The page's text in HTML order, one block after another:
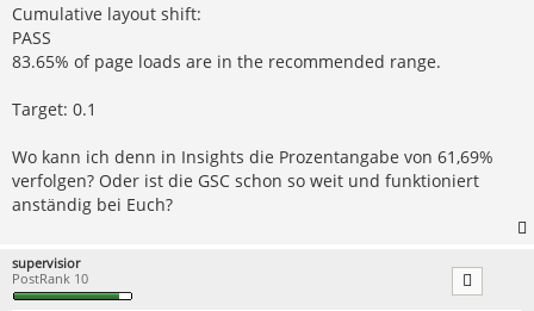
Cumulative layout shift:
PASS
83.65% of page loads are in the recommended range.
Target: 0.1
Wo kann ich denn in Insights die Prozentangabe von 61,69%
verfolgen? Oder ist die GSC schon so weit und funktioniert
anständig bei Euch?
supervisior
PostRank 10